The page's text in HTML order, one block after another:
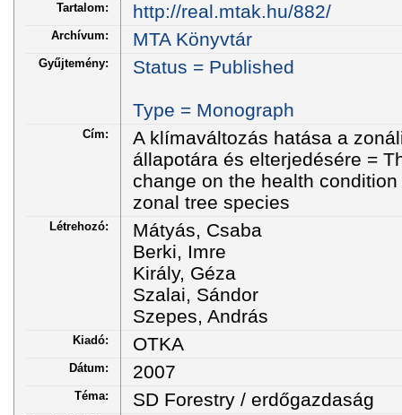
Tartalom: http://real.mtak.hu/882/
Archívum: MTA Könyvtár
Gyűjtemény: Status = Published
Type = Monograph
Cím:
A klímaváltozás hatása a
állapotára és elterjedésére =
change on the health
zonal tree species
Létrehozó:
Mátyás, Csaba
Berki, Imre
Király, Géza
Szalai, Sándor
Szepes, András
Kiadó: OTKA
Dátum: 2007
Téma: SD Forestry / erdőgazdaság